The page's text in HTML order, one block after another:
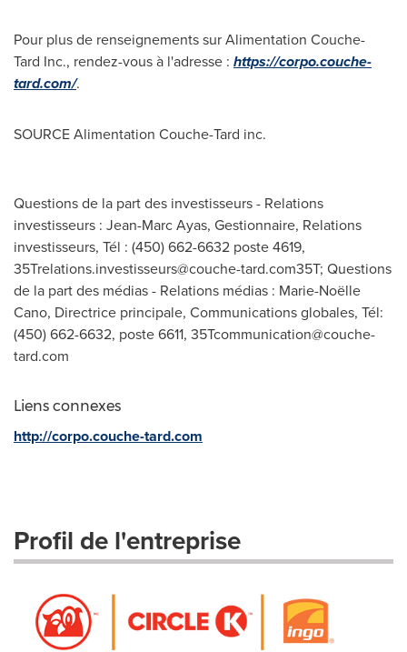
Pour plus de renseignements sur Alimentation Couche-
Tard Inc., rendez-vous à l'adresse : https://corpo.couche-
tard.com/.
SOURCE Alimentation Couche-Tard inc.
Questions de la part des investisseurs - Relations
investisseurs : Jean-Marc Ayas, Gestionnaire, Relations
investisseurs, Tél : (450) 662-6632 poste 4619,
35Trelations.investisseurs@couche-tard.com35T; Questions
de la part des médias - Relations médias : Marie-Noëlle
Cano, Directrice principale, Communications globales, Tél:
(450) 662-6632, poste 6611, 35Tcommunication@couche-
tard.com
Liens connexes
http://corpo.couche-tard.com
Profil de l'entreprise